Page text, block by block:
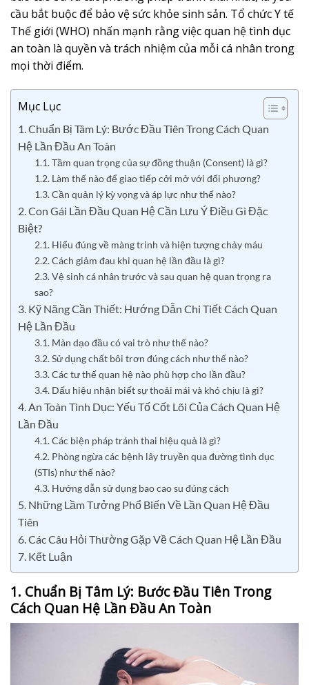
cầu bắt buộc để bảo vệ sức khỏe sinh sản. Tổ chức Y tế
Thế giới (WHO) nhấn mạnh rằng việc quan hệ tình dục
an toàn là quyền và trách nhiệm của mỗi cá nhân trong
mọi thời điểm.
Mục Lục
1. Chuẩn Bị Tâm Lý: Bước Đầu Tiên Trong Cách Quan
Hệ Lần Đầu An Toàn
1.1. Tầm quan trọng của sự đồng thuận (Consent) là gì?
1.2. Làm thế nào để giao tiếp cởi mở với đối phương?
1.3. Cần quản lý kỳ vọng và áp lực như thế nào?
2. Con Gái Lần Đầu Quan Hệ Cần Lưu Ý Điều Gì Đặc
Biệt?
2.1. Hiểu đúng về màng trinh và hiện tượng chảy máu
2.2. Cách giảm đau khi quan hệ lần đầu là gì?
2.3. Vệ sinh cá nhân trước và sau quan hệ quan trọng ra
sao?
3. Kỹ Năng Cần Thiết: Hướng Dẫn Chi Tiết Cách Quan
Hệ Lần Đầu
3.1. Màn dạo đầu có vai trò như thế nào?
3.2. Sử dụng chất bôi trơn đúng cách như thế nào?
3.3. Các tư thế quan hệ nào phù hợp cho lần đầu?
3.4. Dấu hiệu nhận biết sự thoải mái và khó chịu là gì?
4. An Toàn Tình Dục: Yếu Tố Cốt Lõi Của Cách Quan Hệ
Lần Đầu
4.1. Các biện pháp tránh thai hiệu quả là gì?
4.2. Phòng ngừa các bệnh lây truyền qua đường tình dục
(STIs) như thế nào?
4.3. Hướng dẫn sử dụng bao cao su đúng cách
5. Những Lầm Tưởng Phổ Biến Về Lần Quan Hệ Đầu
Tiên
6. Các Câu Hỏi Thường Gặp Về Cách Quan Hệ Lần Đầu
7. Kết Luận
1. Chuẩn Bị Tâm Lý: Bước Đầu Tiên Trong
Cách Quan Hệ Lần Đầu An Toàn